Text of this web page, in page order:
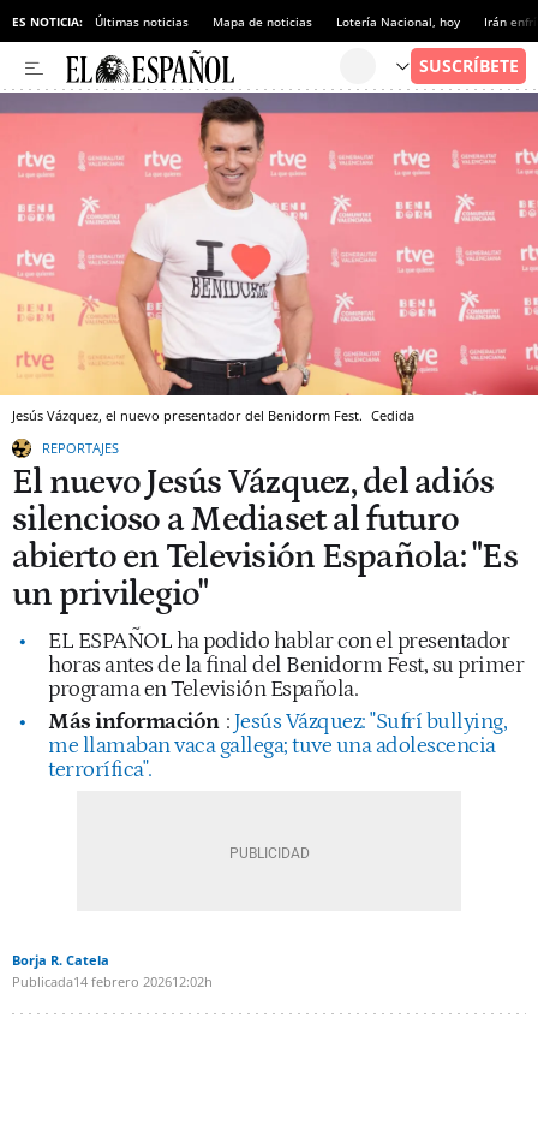
ES NOTICIA: Últimas noticias Mapa de noticias Lotería Nacional, hoy Irán
Jesús Vázquez, el nuevo presentador del Benidorm Fest. Cedida
REPORTAJES
El nuevo Jesús Vázquez, del adiós
silencioso a Mediaset al futuro
abierto en Televisión Española: "Es
un privilegio"
EL ESPAÑOL ha podido hablar con el presentador
horas antes de la final del Benidorm Fest, su primer
programa en Televisión Española.
Más información : Jesús Vázquez: "Sufrí bullying,
me llamaban vaca gallega; tuve una adolescencia
terrorífica".
Borja R. Catela
Publicada14 febrero 202612:02h